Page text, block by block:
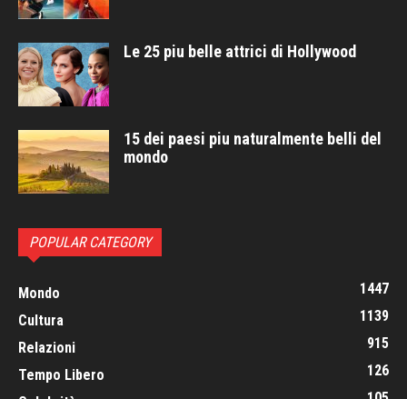
Le 25 piu belle attrici di Hollywood
15 dei paesi piu naturalmente belli del
mondo
POPULAR CATEGORY
Mondo
1447
Cultura
1139
Relazioni
915
Tempo Libero
126